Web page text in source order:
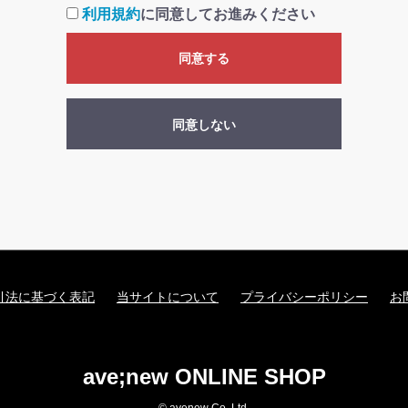
利用規約に同意してお進みください
同意する
同意しない
法に基づく表記 当サイトについて プライバシーポリシー お
ave;new ONLINE SHOP